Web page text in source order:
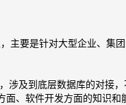
主要是针对大型企业、集
涉及到底层数据库的对接
、软件开发方面的知识